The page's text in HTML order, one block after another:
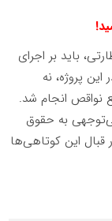
باید بر اجرای
پروژه، نه
نواقص انجام شد.
به حقوق
قبال این کوتاهی‌ها